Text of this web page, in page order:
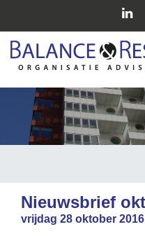
Nieuwsbrief
vrijdag 28 oktober 2016